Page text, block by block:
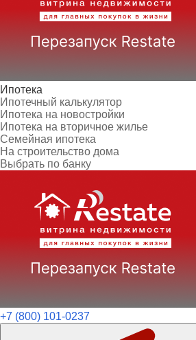
Ипотека
Ипотечный калькулятор
Ипотека на новостройки
Ипотека на вторичное жилье
Семейная ипотека
На строительство дома
Выбрать по банку
+7 (800) 101-0237